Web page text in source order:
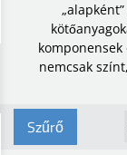
ÚJ BEKERÜLT
nemcsak
Szűrő